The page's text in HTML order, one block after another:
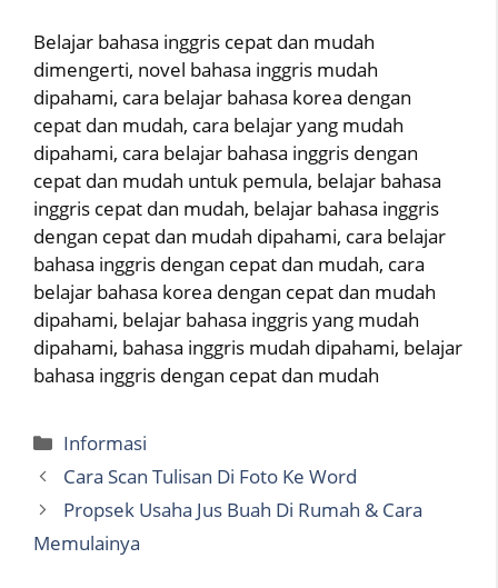
Belajar bahasa inggris cepat dan mudah
dimengerti, novel bahasa inggris mudah
dipahami, cara belajar bahasa korea dengan
cepat dan mudah, cara belajar yang mudah
dipahami, cara belajar bahasa inggris dengan
cepat dan mudah untuk pemula, belajar bahasa
inggris cepat dan mudah, belajar bahasa inggris
dengan cepat dan mudah dipahami, cara belajar
bahasa inggris dengan cepat dan mudah, cara
belajar bahasa korea dengan cepat dan mudah
dipahami, belajar bahasa inggris yang mudah
dipahami, bahasa inggris mudah dipahami, belajar
bahasa inggris dengan cepat dan mudah
Categories
Informasi
Cara Scan Tulisan Di Foto Ke Word
Propsek Usaha Jus Buah Di Rumah & Cara
Memulainya